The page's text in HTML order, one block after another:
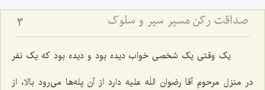
صداقت رکن مسیر سیر و سلوک 3
یک وقتی یک شخصی خواب دیده بود و دیده بود که یک نفر
در منزل مرحوم آقا رضوان اللَه علیه دارد از آن پله‌ها می‌رود بالا، از